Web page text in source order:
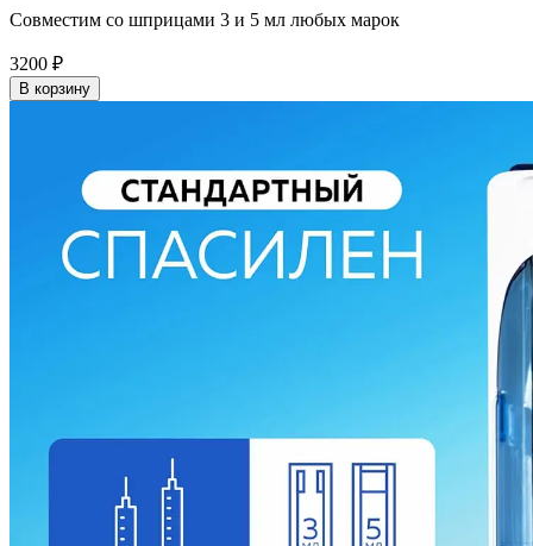
Совместим со шприцами 3 и 5 мл любых марок
3200 ₽
В корзину